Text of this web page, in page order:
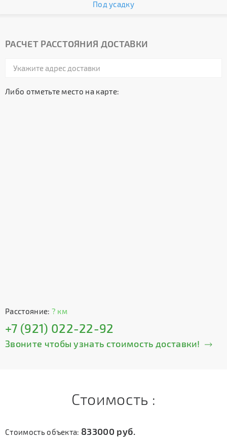
Под усадку
РАСЧЕТ РАССТОЯНИЯ ДОСТАВКИ
Либо отметьте место на карте:
Расстояние: ? км
+7 (921) 022-22-92
Звоните чтобы узнать стоимость доставки!
Стоимость :
Стоимость объекта: 833000 руб.